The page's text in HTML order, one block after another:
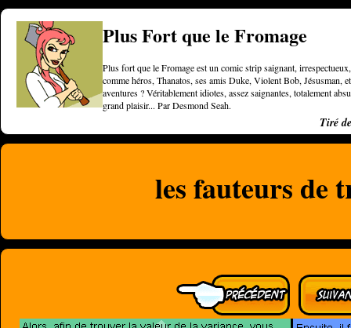
Plus Fort que le Fromage
Plus fort que le Fromage est un comic strip saignant,
comme héros, Thanatos, ses amis Duke, Violent Bob, Jésusman,
aventures ? Véritablement idiotes, assez saignantes, totalement
grand plaisir... Par Desmond Seah.
Tiré
les fauteurs de